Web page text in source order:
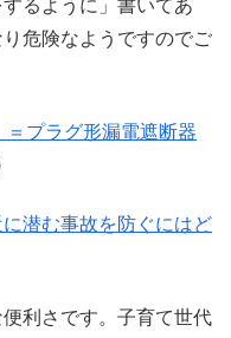
るように」書いてあ
危険なようですのでご
プラグ形漏電遮断器
潜む事故を防ぐにはど
利さです。子育て世代